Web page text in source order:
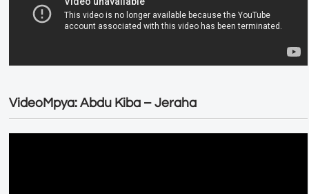
VideoMpya: Abdu Kiba – Jeraha